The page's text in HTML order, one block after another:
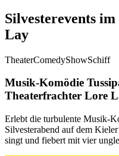
Silvesterevents
Lay
TheaterComedyShowSchiff
Musik-Komödie
Theaterfrachter Lore
Erlebt die turbulente Musik-
Silvesterabend auf dem
singt und fiebert mit vier